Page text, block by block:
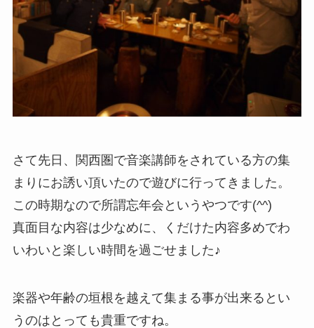
さて先日、関西圏で音楽講師をされている方の集
まりにお誘い頂いたので遊びに行ってきました。
この時期なので所謂忘年会というやつです(^^)
真面目な内容は少なめに、くだけた内容多めでわ
いわいと楽しい時間を過ごせました♪
楽器や年齢の垣根を越えて集まる事が出来るとい
うのはとっても貴重ですね。